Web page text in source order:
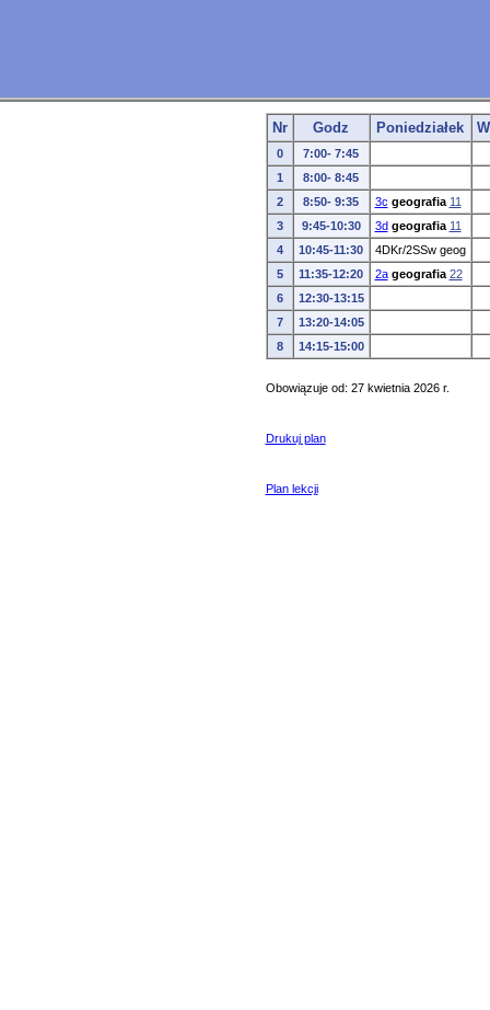
Nr Godz Poniedziałek
0
7:00- 7:45
1
8:00- 8:45
2
8:50- 9:35 3c geografia 11
3
9:45-10:30 3d geografia 11
4
10:45-11:30
4DKr/2SSw geog
5
11:35-12:20 2a geografia 22
6
12:30-13:15
7
13:20-14:05
8
14:15-15:00
Obowiązuje od: 27 kwietnia 2026 r.
Drukuj plan
Plan lekcji